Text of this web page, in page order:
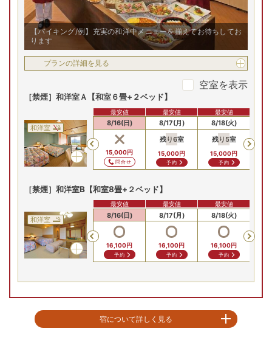
【バイキング/例】充実の和洋中メニューを揃えてお待ちしてお
ります
プランの詳細を見る
空室を表示
［禁煙］和洋室Ａ【和室６畳+２ベッド】
和洋室
Previous
8/14(金) 8/15(土) 8/16(日)
15,000円
問合せ
最安値
8/17(月)
残り6室
15,000円
予約
最安値
8/18(火)
残り 5室
15,000円
予約
最安値
［禁煙］和洋室B【和室8畳+２ベッド】
和洋室
Previous
8/14(金) 8/15(土) 8/16(日)
16,100円
予約
最安値
8/17(月)
16,100円
予約
最安値
8/18(火)
16,100円
予約
最安値
宿について詳しく見る